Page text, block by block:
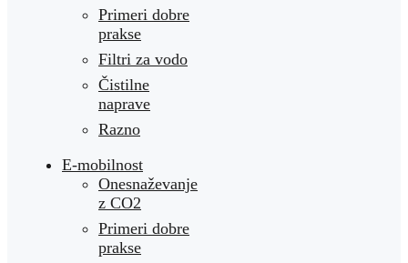
Primeri dobre
prakse
Filtri za vodo
Čistilne
naprave
Razno
E-mobilnost
Onesnaževanje
z CO2
Primeri dobre
prakse